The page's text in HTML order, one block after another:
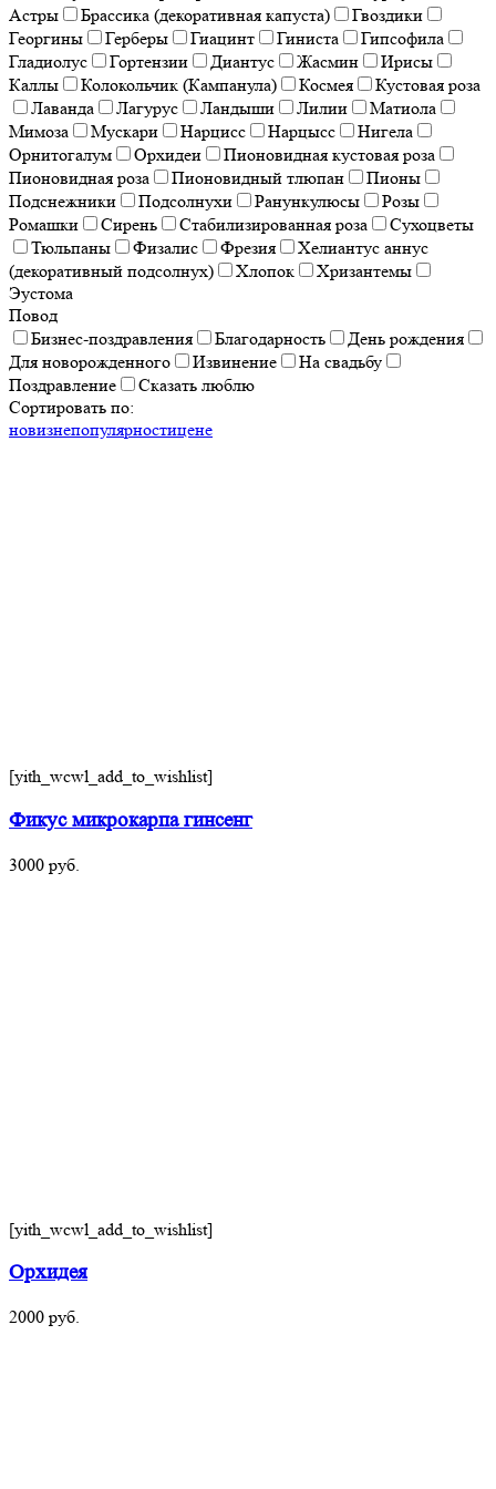
Астры
Брассика (декоративная капуста)
Гвоздики
Георгины
Герберы Гиацинт Гиниста
Гипсофила
Гладиолус
Гортензии Диантус Жасмин
Ирисы
Каллы
Колокольчик (Кампанула) Космея
Кустовая роза
Лаванда
Лагурус Ландыши Лилии
Матиола
Мимоза
Мускари Нарцисс Нарцысс
Нигела
Орнитогалум
Орхидеи
Пионовидная кустовая роза
Пионовидная роза
Пионовидный тлюпан
Пионы
Подснежники
Подсолнухи Ранункулюсы
Розы
Ромашки
Сирень Стабилизированная роза
Сухоцветы
Тюльпаны
Физалис Фрезия
Хелиантус аннус
(декоративный подсолнух)
Хлопок
Хризантемы
Эустома
Повод
Бизнес-поздравления
Благодарность
День рождения
Для новорожденного
Извинение
На свадьбу
Поздравление
Сказать люблю
Сортировать по:
новизнепопулярностицене
[yith_wcwl_add_to_wishlist]
Фикус микрокарпа гинсенг
3000 руб.
[yith_wcwl_add_to_wishlist]
Орхидея
2000 руб.